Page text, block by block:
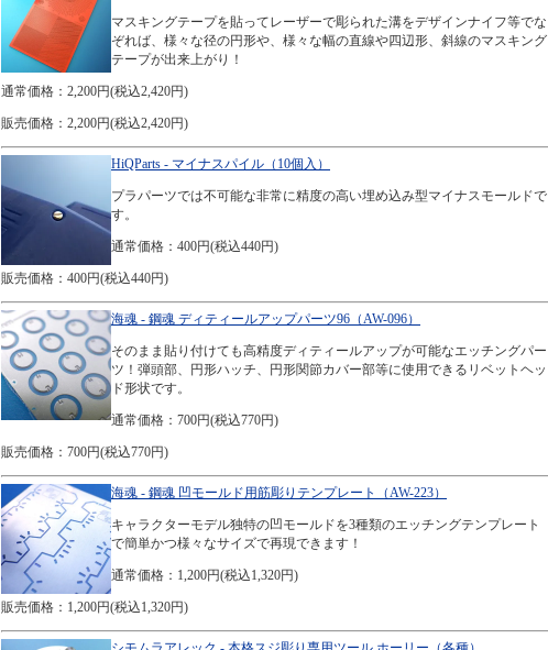
マスキングテープを貼ってレーザーで彫られた溝をデザインナイフ等でな
ぞれば、様々な径の円形や、様々な幅の直線や四辺形、斜線のマスキング
テープが出来上がり！
通常価格：2,200円(税込2,420円)
販売価格：2,200円(税込2,420円)
HiQParts - マイナスパイル（10個入）
プラパーツでは不可能な非常に精度の高い埋め込み型マイナスモールドで
す。
通常価格：400円(税込440円)
販売価格：400円(税込440円)
海魂 - 鋼魂 ディティールアップパーツ96（AW-096）
そのまま貼り付けても高精度ディティールアップが可能なエッチングパー
ツ！弾頭部、円形ハッチ、円形関節カバー部等に使用できるリベットヘッ
ド形状です。
通常価格：700円(税込770円)
販売価格：700円(税込770円)
海魂 - 鋼魂 凹モールド用筋彫りテンプレート（AW-223）
キャラクターモデル独特の凹モールドを3種類のエッチングテンプレート
で簡単かつ様々なサイズで再現できます！
通常価格：1,200円(税込1,320円)
販売価格：1,200円(税込1,320円)